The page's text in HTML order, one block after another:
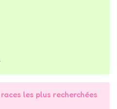
les plus recherchées